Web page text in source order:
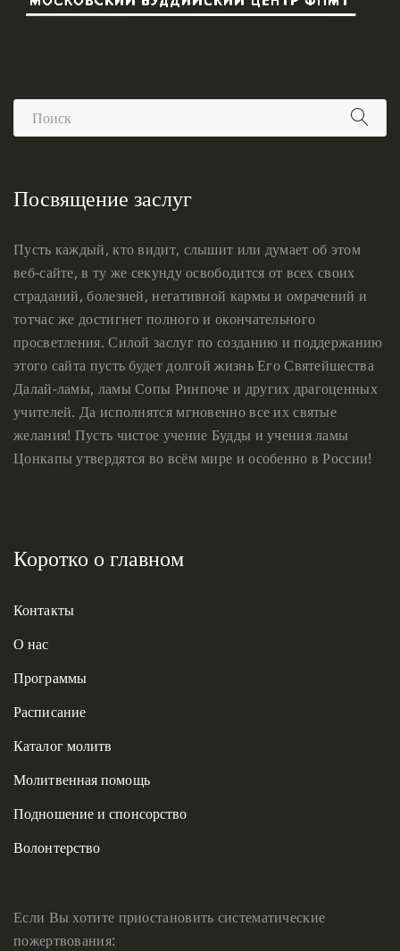
Посвящение заслуг
Пусть каждый, кто видит, слышит или думает об этом
веб-сайте, в ту же секунду освободится от всех своих
страданий, болезней, негативной кармы и омрачений и
тотчас же достигнет полного и окончательного
просветления. Силой заслуг по созданию и поддержанию
этого сайта пусть будет долгой жизнь Его Святейшества
Далай-ламы, ламы Сопы Ринпоче и других драгоценных
учителей. Да исполнятся мгновенно все их святые
желания! Пусть чистое учение Будды и учения ламы
Цонкапы утвердятся во всём мире и особенно в России!
Коротко о главном
Контакты
О нас
Программы
Расписание
Каталог молитв
Молитвенная помощь
Подношение и спонсорство
Волонтерство
Если Вы хотите приостановить систематические
пожертвования: